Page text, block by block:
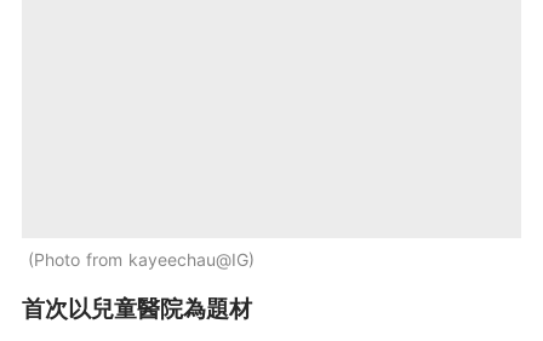
Photo from kayeechau@IG
首次以兒童醫院為題材